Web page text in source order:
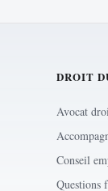
DROIT
Avocat
Conseil
Questions